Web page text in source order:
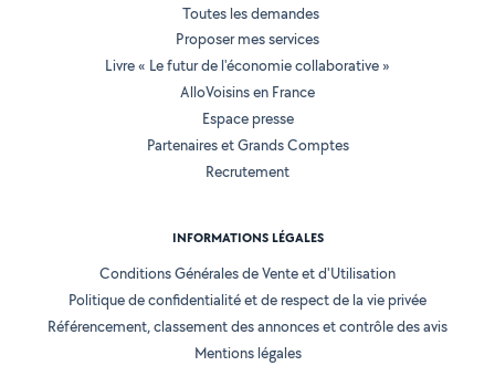
Toutes les demandes
Proposer mes services
Livre « Le futur de l'économie collaborative »
AlloVoisins en France
Espace presse
Partenaires et Grands Comptes
Recrutement
INFORMATIONS LÉGALES
Conditions Générales de Vente et d'Utilisation
Politique de confidentialité et de respect de la vie privée
Référencement, classement des annonces et contrôle des avis
Mentions légales